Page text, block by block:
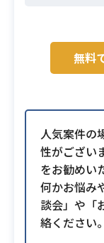
無料
人気案件の
性がござい
をお勧めい
何かお悩み
談会」や「
絡ください。